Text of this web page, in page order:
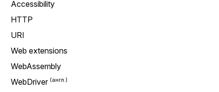
Accessibility
HTTP
URI
Web extensions
WebAssembly
WebDriver